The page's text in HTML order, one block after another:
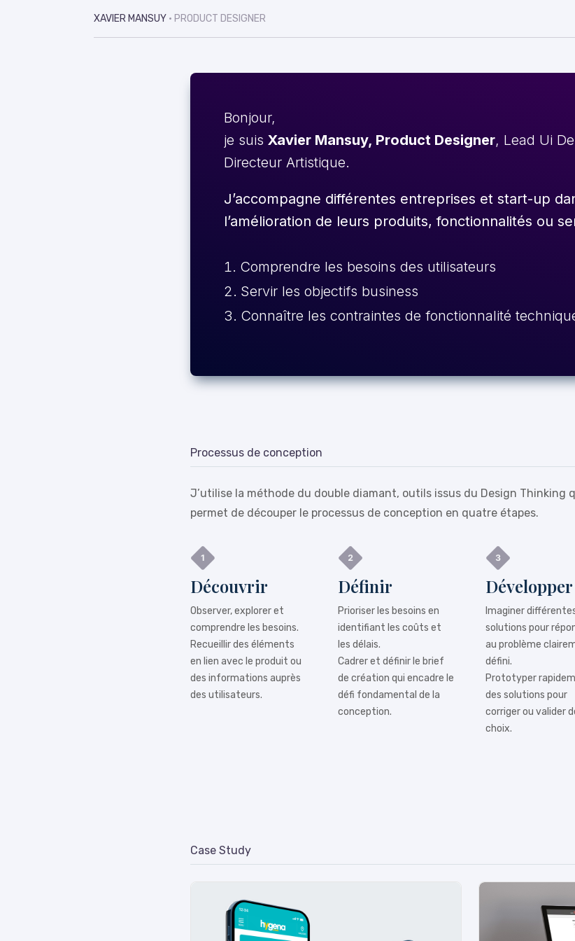
XAVIER MANSUY • PRODUCT DESIGNER
Bonjour,
je suis Xavier Mansuy, Product Designer, Lead Ui
Directeur Artistique.
J’accompagne différentes entreprises et start-up
l’amélioration de leurs produits, fonctionnalités ou
Comprendre les besoins des utilisateurs
Servir les objectifs business
Connaître les contraintes de fonctionnalité
Processus de conception
J’utilise la méthode du double diamant, outils issus du Design Thinking
permet de découper le processus de conception en quatre étapes.
Découvrir
Observer, explorer et
comprendre les besoins.
Recueillir des éléments
en lien avec le produit ou
des informations auprès
des utilisateurs.
Définir
Prioriser les besoins en
identifiant les coûts et
les délais.
Cadrer et définir le brief
de création qui encadre le
défi fondamental de la
conception.
Développer
Imaginer
solutions pour
au problème
défini.
Prototyper
des solutions pour
corriger ou valider
choix.
Case Study